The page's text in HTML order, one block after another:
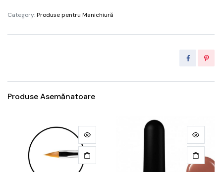
g.
Category:Produse pentru Manichiură
Produse Asemănatoare